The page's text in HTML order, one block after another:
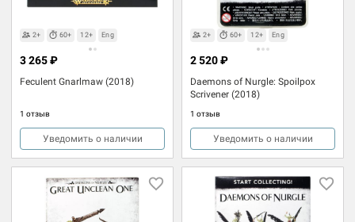
2+ 60+ 12+ Eng
Feculent Gnarlmaw (2018)
1 отзыв
3 265 ₽
Уведомить о наличии
2+ 60+ 12+ Eng
Daemons of Nurgle: Spoilpox
Scrivener (2018)
1 отзыв
2 520 ₽
Уведомить о наличии